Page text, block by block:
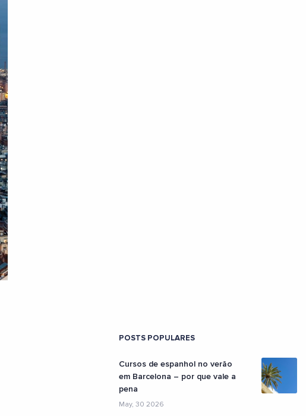
POSTS POPULARES
Cursos de espanhol no verão
em Barcelona – por que vale a
pena
May, 30 2026